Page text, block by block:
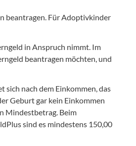
beantragen. Für Adoptivkinder
in Anspruch nimmt. Im
beantragen möchten, und
nach dem Einkommen, das
Geburt gar kein Einkommen
Mindestbetrag. Beim
sind es mindestens 150,00